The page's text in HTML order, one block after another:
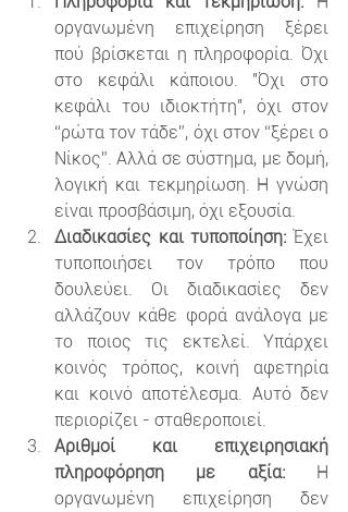
οργανωμένη επιχείρηση ξέρει
πού βρίσκεται η πληροφορία. Όχι
στο κεφάλι κάποιου. "Όχι στο
κεφάλι του ιδιοκτήτη", όχι στον
“ρώτα τον τάδε”, όχι στον “ξέρει ο
Νίκος”. Αλλά σε σύστημα, με δομή,
λογική και τεκμηρίωση. Η γνώση
είναι προσβάσιμη, όχι εξουσία.
Διαδικασίες και τυποποίηση: Έχει
τυποποιήσει τον τρόπο που
δουλεύει. Οι διαδικασίες δεν
αλλάζουν κάθε φορά ανάλογα με
το ποιος τις εκτελεί. Υπάρχει
κοινός τρόπος, κοινή αφετηρία
και κοινό αποτέλεσμα. Αυτό δεν
περιορίζει - σταθεροποιεί.
Αριθμοί και επιχειρησιακή
πληροφόρηση με αξία: Η
οργανωμένη επιχείρηση δεν